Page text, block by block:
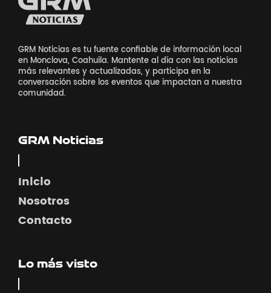
GRM Noticias es tu fuente confiable de información local
en Monclova, Coahuila. Mantente al día con las noticias
más relevantes y actualizadas, y participa en la
conversación sobre los eventos que impactan a nuestra
comunidad.
GRM Noticias
Inicio
Nosotros
Contacto
Lo más visto